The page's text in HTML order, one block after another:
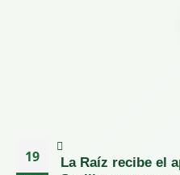
19
La Raíz recibe el